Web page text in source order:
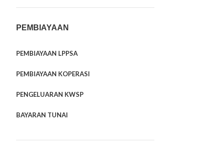
PEMBIAYAAN
PEMBIAYAAN LPPSA
PEMBIAYAAN KOPERASI
PENGELUARAN KWSP
BAYARAN TUNAI